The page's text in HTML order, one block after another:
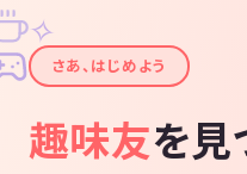
✦
✧
さあ、はじめよう
趣味友を見